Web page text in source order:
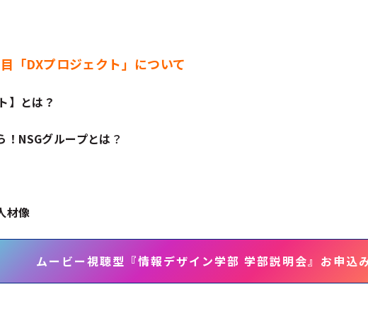
「DXプロジェクト」について
】とは？
！NSGグループとは ？
材像
ムービー視聴型『情報デザイン学部 学部説明会』お申込